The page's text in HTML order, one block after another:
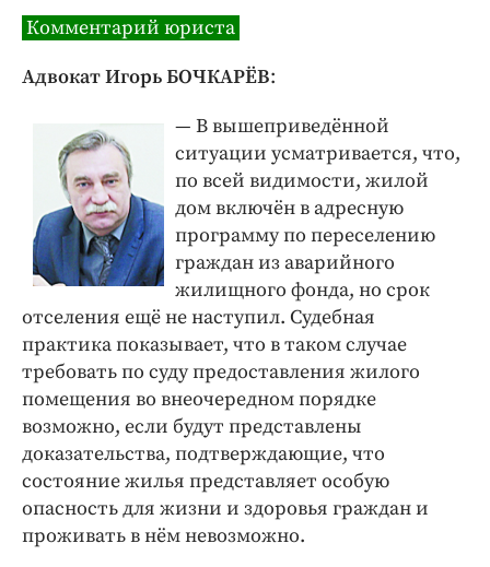
Комментарий юриста
Адвокат Игорь БОЧКАРЁВ:
— В вышеприведённой
ситуации усмат­ривается, что,
по всей видимости, жилой
дом включён в адресную
программу по переселению
граждан из аварийного
жилищного фонда, но срок
отселения ещё не наступил. Судебная
практика показывает, что в таком случае
требовать по суду предоставления жилого
помещения во внеочередном порядке
возможно, если будут представлены
доказательства, подтверждающие, что
состояние жилья представляет особую
опасность для жизни и здоровья граждан и
проживать в нём невозможно.